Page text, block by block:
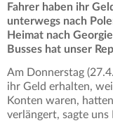
Fahrer haben ihr
unterwegs nach
Heimat nach
Busses hat unser
Am Donnerstag
ihr Geld erhalten,
Konten waren,
verlängert, sagte